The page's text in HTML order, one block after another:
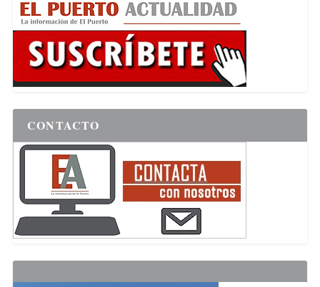
CONTACTO